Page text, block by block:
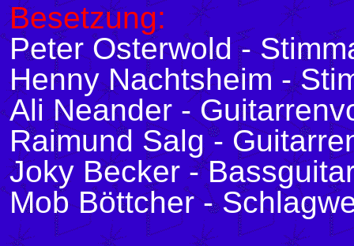
Besetzung:
Peter Osterwold -
Henny Nachtsheim -
Ali Neander -
Raimund Salg -
Joky Becker -
Mob Böttcher -